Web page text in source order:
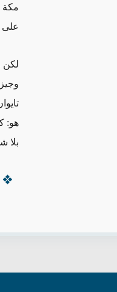
مكة
على
لكن
هو:
بلا